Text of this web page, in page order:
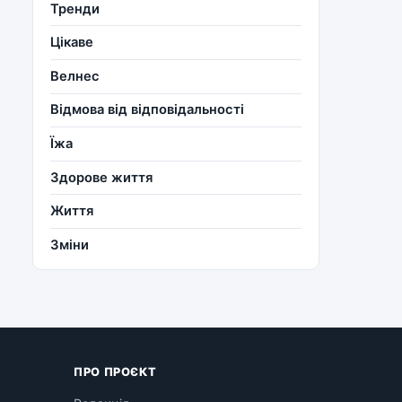
Тренди
Цікаве
Велнес
Відмова від відповідальності
Їжа
Здорове життя
Життя
Зміни
ПРО ПРОЄКТ